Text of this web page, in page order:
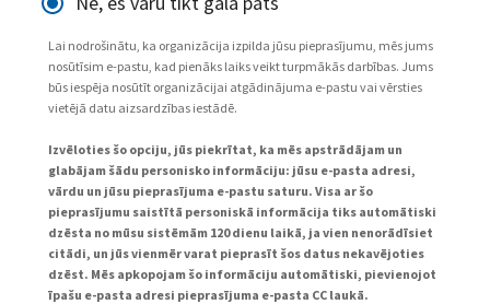
Lai nodrošinātu, ka organizācija izpilda jūsu pieprasījumu, mēs jums
nosūtīsim e-pastu, kad pienāks laiks veikt turpmākās darbības. Jums
būs iespēja nosūtīt organizācijai atgādinājuma e-pastu vai vērsties
vietējā datu aizsardzības iestādē.
Izvēloties šo opciju, jūs piekrītat, ka mēs apstrādājam un
glabājam šādu personisko informāciju: jūsu e-pasta adresi,
vārdu un jūsu pieprasījuma e-pastu saturu. Visa ar šo
pieprasījumu saistītā personiskā informācija tiks automātiski
dzēsta no mūsu sistēmām 120 dienu laikā, ja vien nenorādīsiet
citādi, un jūs vienmēr varat pieprasīt šos datus nekavējoties
dzēst. Mēs apkopojam šo informāciju automātiski, pievienojot
īpašu e-pasta adresi pieprasījuma e-pasta CC laukā.